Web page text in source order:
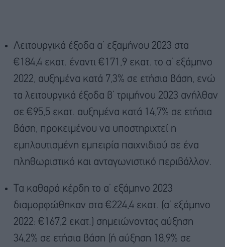
Λειτουργικά έξοδα α’ εξαμήνου 2023 στα
€184,4 εκατ. έναντι €171,9 εκατ. το α’ εξάμηνο
2022, αυξημένα κατά 7,3% σε ετήσια βάση, ενώ
τα λειτουργικά έξοδα β’ τριμήνου 2023 ανήλθαν
σε €95,5 εκατ. αυξημένα κατά 14,7% σε ετήσια
βάση, προκειμένου να υποστηριχτεί η
εμπλουτισμένη εμπειρία παιχνιδιού σε ένα
πληθωριστικό και ανταγωνιστικό περιβάλλον.
Tα καθαρά κέρδη το α’ εξάμηνο 2023
διαμορφώθηκαν στα €224,4 εκατ. (α’ εξάμηνο
2022: €167,2 εκατ.) σημειώνοντας αύξηση
34,2% σε ετήσια βάση (ή αύξηση 18,9% σε